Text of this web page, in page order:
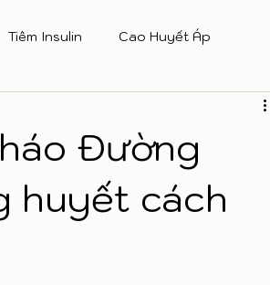
Tiêm Insulin Cao Huyết Áp
Đường
huyết cách